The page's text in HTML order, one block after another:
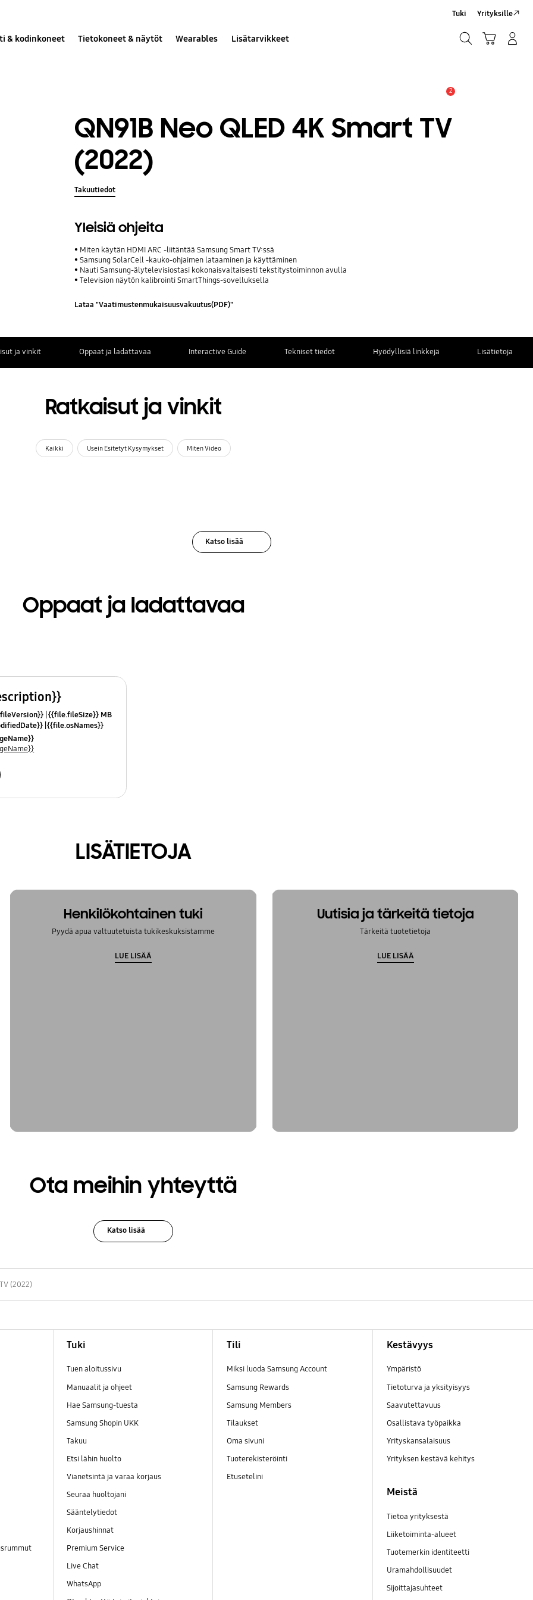
& kodinkoneet Tietokoneet & näytöt Wearables Lisätarvikkeet
Tuki Yrityksille
2
QN91B Neo QLED 4K Smart TV
(2022)
Takuutiedot
Yleisiä ohjeita
Miten käytän HDMI ARC -liitäntää Samsung Smart TV:ssä
Samsung SolarCell -kauko-ohjaimen lataaminen ja käyttäminen
Nauti Samsung-älytelevisiostasi kokonaisvaltaisesti tekstitystoiminnon avulla
Television näytön kalibrointi SmartThings-sovelluksella
Lataa "Vaatimustenmukaisuusvakuutus(PDF)"
ja vinkit Oppaat ja ladattavaa Interactive Guide Tekniset tiedot Hyödyllisiä linkkejä Lisätietoja
Ratkaisut ja vinkit
Kaikki Usein Esitetyt Kysymykset Miten Video
Katso lisää
Oppaat ja ladattavaa
{{file.fileSize}} MB
{{file.osNames}}
LISÄTIETOJA
Henkilökohtainen tuki
Pyydä apua valtuutetuista tukikeskuksistamme
LUE LISÄÄ
Uutisia ja tärkeitä tietoja
Tärkeitä tuotetietoja
LUE LISÄÄ
Ota meihin yhteyttä
Katso lisää
(2022)
Tuki
Tuen aloitussivu
Manuaalit ja ohjeet
Hae Samsung-tuesta
Samsung Shopin UKK
Takuu
Etsi lähin huolto
Vianetsintä ja varaa korjaus
Seuraa huoltojani
Sääntelytiedot
Korjaushinnat
Premium Service
Live Chat
WhatsApp
Tili
Miksi luoda Samsung Account
Samsung Rewards
Samsung Members
Tilaukset
Oma sivuni
Tuoterekisteröinti
Etusetelini
Kestävyys
Ympäristö
Tietoturva ja yksityisyys
Saavutettavuus
Osallistava työpaikka
Yrityskansalaisuus
Yrityksen kestävä kehitys
Meistä
Tietoa yrityksestä
Liiketoiminta-alueet
Tuotemerkin identiteetti
Uramahdollisuudet
Sijoittajasuhteet